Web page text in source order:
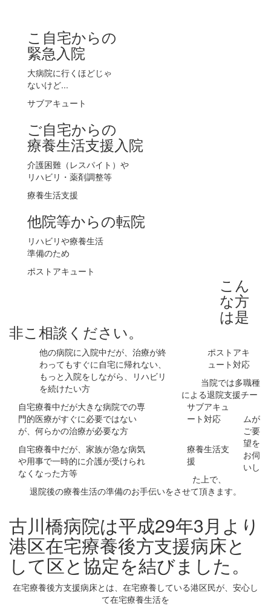
こ自宅からの
緊急入院
大病院に行くほどじゃ
ないけど...
サブアキュート
ご自宅からの
療養生活支援入院
介護困難（レスパイト）や
リハビリ・薬剤調整等
療養生活支援
他院等からの転院
リハビリや療養生活
準備のため
ポストアキュート
こん
な方
は是
非こ相談ください。
他の病院に入院中だが、治療が終
わってもすぐに自宅に帰れない、
もっと入院をしながら、リハビリ
を続けたい方
ポストアキ
ュート対応
自宅療養中だが大きな病院での専
門的医療がすぐに必要ではない
が、何らかの治療が必要な方
サブアキュ
ート対応
自宅療養中だが、家族が急な病気
や用事で一時的に介護が受けられ
なくなった方等
療養生活支
援
当院では多職種
による退院支援チー
ムが
ご要
望を
お伺
いし
た上で、
退院後の療養生活の準備のお手伝いをさせて頂きます。
古川橋病院は平成29年3月より
港区在宅療養後方支援病床と
して区と協定を結びました。
在宅療養後方支援病床とは、在宅療養している港区民が、安心し
て在宅療養生活を